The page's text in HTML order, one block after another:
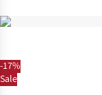
-17%
Sale